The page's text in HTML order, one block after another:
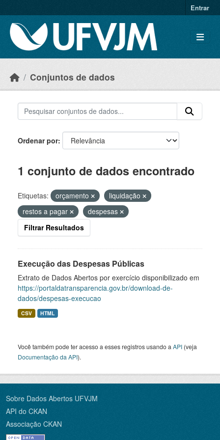
Entrar
Conjuntos de dados
Ordenar por
1 conjunto de dados encontrado
Etiquetas: orçamento
liquidação
restos a pagar
despesas
Filtrar Resultados
Execução das Despesas Públicas
Extrato de Dados Abertos por exercício disponibilizado em
https://portaldatransparencia.gov.br/download-de-
dados/despesas-execucao
CSV HTML
Você também pode ter acesso a esses registros usando a API (veja
Documentação da API).
Sobre Dados Abertos UFVJM
API do CKAN
Associação CKAN